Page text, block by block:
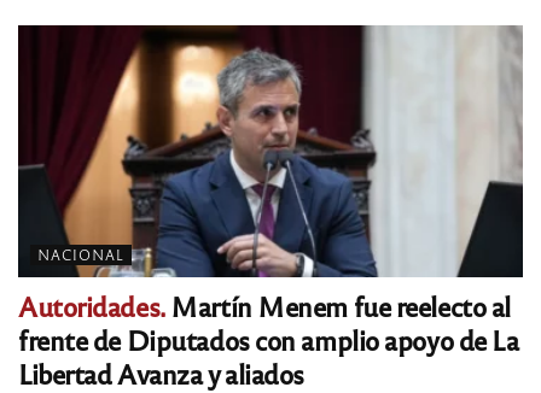
NACIONAL
Autoridades.Martín Menem fue reelecto al
frente de Diputados con amplio apoyo de La
Libertad Avanza y aliados